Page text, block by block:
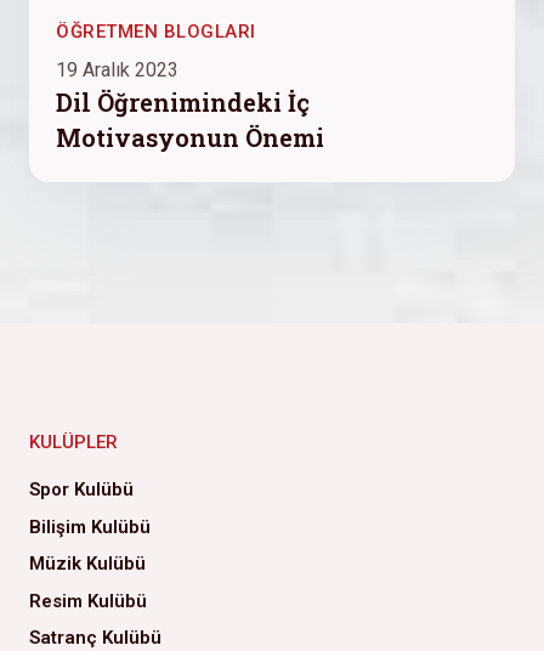
ÖĞRETMEN BLOGLARI
19 Aralık 2023
Dil Öğrenimindeki İç
Motivasyonun Önemi
KULÜPLER
Spor Kulübü
Bilişim Kulübü
Müzik Kulübü
Resim Kulübü
Satranç Kulübü